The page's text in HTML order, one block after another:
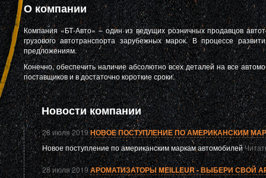
О компании
Компания «БТ-Авто» – один из ведущих розничных продавцов
грузового автотранспорта зарубежных марок. В процессе
предложениям.
Конечно, обеспечить наличие абсолютно всех деталей на все
поставщиков и в достаточно короткие сроки.
Новости компании
28 июля 2019НОВОЕ ПОСТУПЛЕНИЕ ПО АМЕРИКАНСКИМ
Новое поступление по американским маркам автомобилей
28 июля 2019АРОМАТИЗАТОРЫ MEILLEUR - ВЫБЕРИ СВОЙ